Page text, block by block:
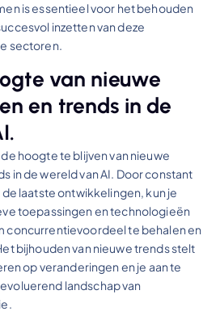
is essentieel voor het behouden
inzetten van deze
sectoren.
van nieuwe
en trends in de
hoogte te blijven van nieuwe
in de wereld van AI. Door constant
laatste ontwikkelingen, kun je
toepassingen en technologieën
concurrentievoordeel te behalen en
bijhouden van nieuwe trends stelt
op veranderingen en je aan te
landschap van